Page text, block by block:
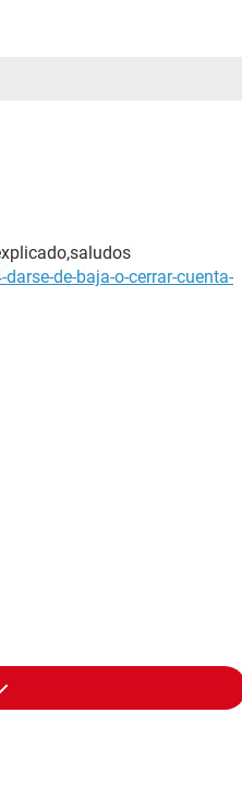
de-baja-o-cerrar-cuenta-